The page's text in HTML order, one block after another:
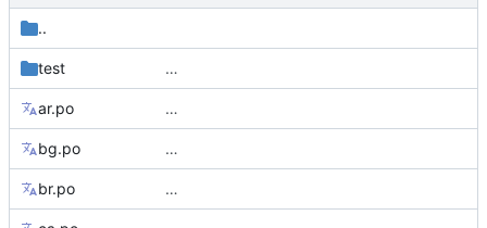
..
test …
ar.po …
bg.po …
br.po …